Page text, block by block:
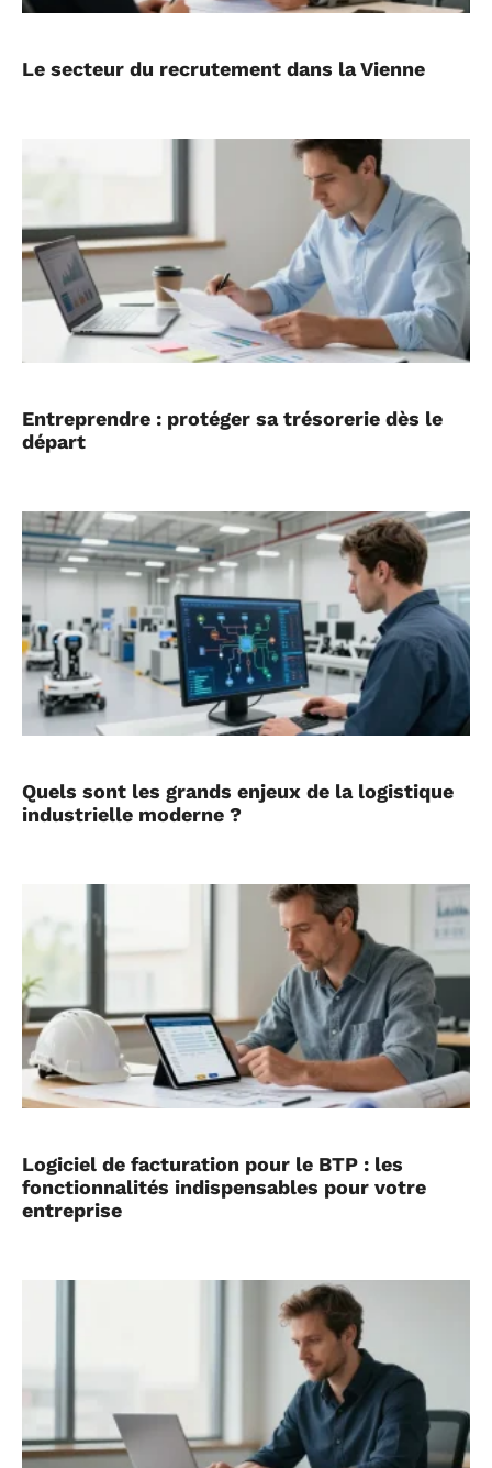
Le secteur du recrutement dans la Vienne
Entreprendre : protéger sa trésorerie dès le
départ
Quels sont les grands enjeux de la logistique
industrielle moderne ?
Logiciel de facturation pour le BTP : les
fonctionnalités indispensables pour votre
entreprise